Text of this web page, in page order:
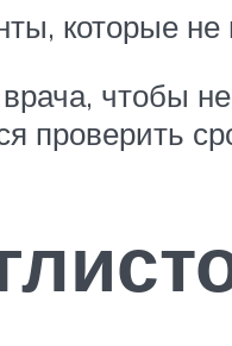
которые
чтобы
проверить